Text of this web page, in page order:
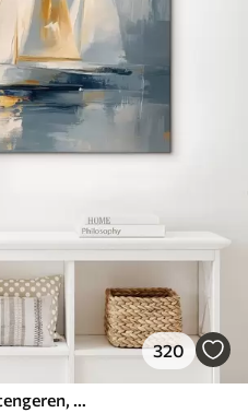
320
Absztrakció a vitorlásokkal a tengeren, akril stílusban, naplemente